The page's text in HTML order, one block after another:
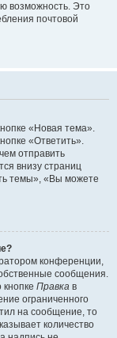
возможность. Это
почтовой
«Новая тема».
«Ответить».
отправить
внизу страниц
темы», «Вы можете
конференции,
сообщения.
Правка в
ограниченного
на сообщение, то
количество